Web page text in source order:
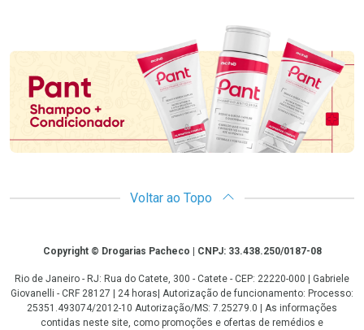
Promoção em Destaque
Voltar ao Topo
CopyrightCopyright © Drogarias Pacheco | CNPJ: 33.438.250/0187-08
Rio de Janeiro - RJ: Rua do Catete, 300 - Catete - CEP: 22220-000 | Gabriele
Giovanelli - CRF 28127 | 24 horas| Autorização de funcionamento: Processo:
25351.493074/2012-10 Autorização/MS: 7.25279.0 | As informações
contidas neste site, como promoções e ofertas de remédios e